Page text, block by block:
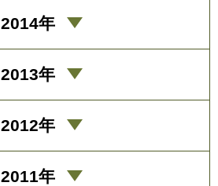
2014年
2013年
2012年
2011年